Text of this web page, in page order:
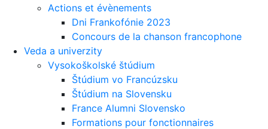
Actions et évènements
Dni Frankofónie 2023
Concours de la chanson francophone
Veda a univerzity
Vysokoškolské štúdium
Štúdium vo Francúzsku
Štúdium na Slovensku
France Alumni Slovensko
Formations pour fonctionnaires